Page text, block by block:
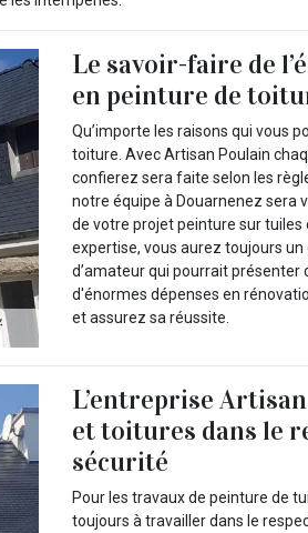
Le savoir-faire de
en peinture de
Qu’importe les raisons qui vous
toiture. Avec Artisan Poulain
confierez sera faite selon les
notre équipe à Douarnenez sera
de votre projet peinture sur
expertise, vous aurez toujours
d’amateur qui pourrait
d'énormes dépenses en
et assurez sa réussite.
L’entreprise
et toitures dans le
sécurité
Pour les travaux de peinture de
toujours à travailler dans le